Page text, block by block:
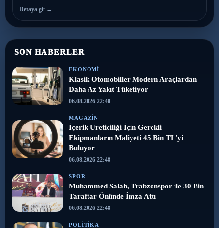
Detaya git →
SON HABERLER
EKONOMI
Klasik Otomobiller Modern Araçlardan
Daha Az Yakıt Tüketiyor
06.08.2026 22:48
MAGAZIN
İçerik Üreticiliği İçin Gerekli
Ekipmanların Maliyeti 45 Bin TL'yi
Buluyor
06.08.2026 22:48
SPOR
Muhammed Salah, Trabzonspor ile 30 Bin
Taraftar Önünde İmza Attı
06.08.2026 22:48
POLITIKA